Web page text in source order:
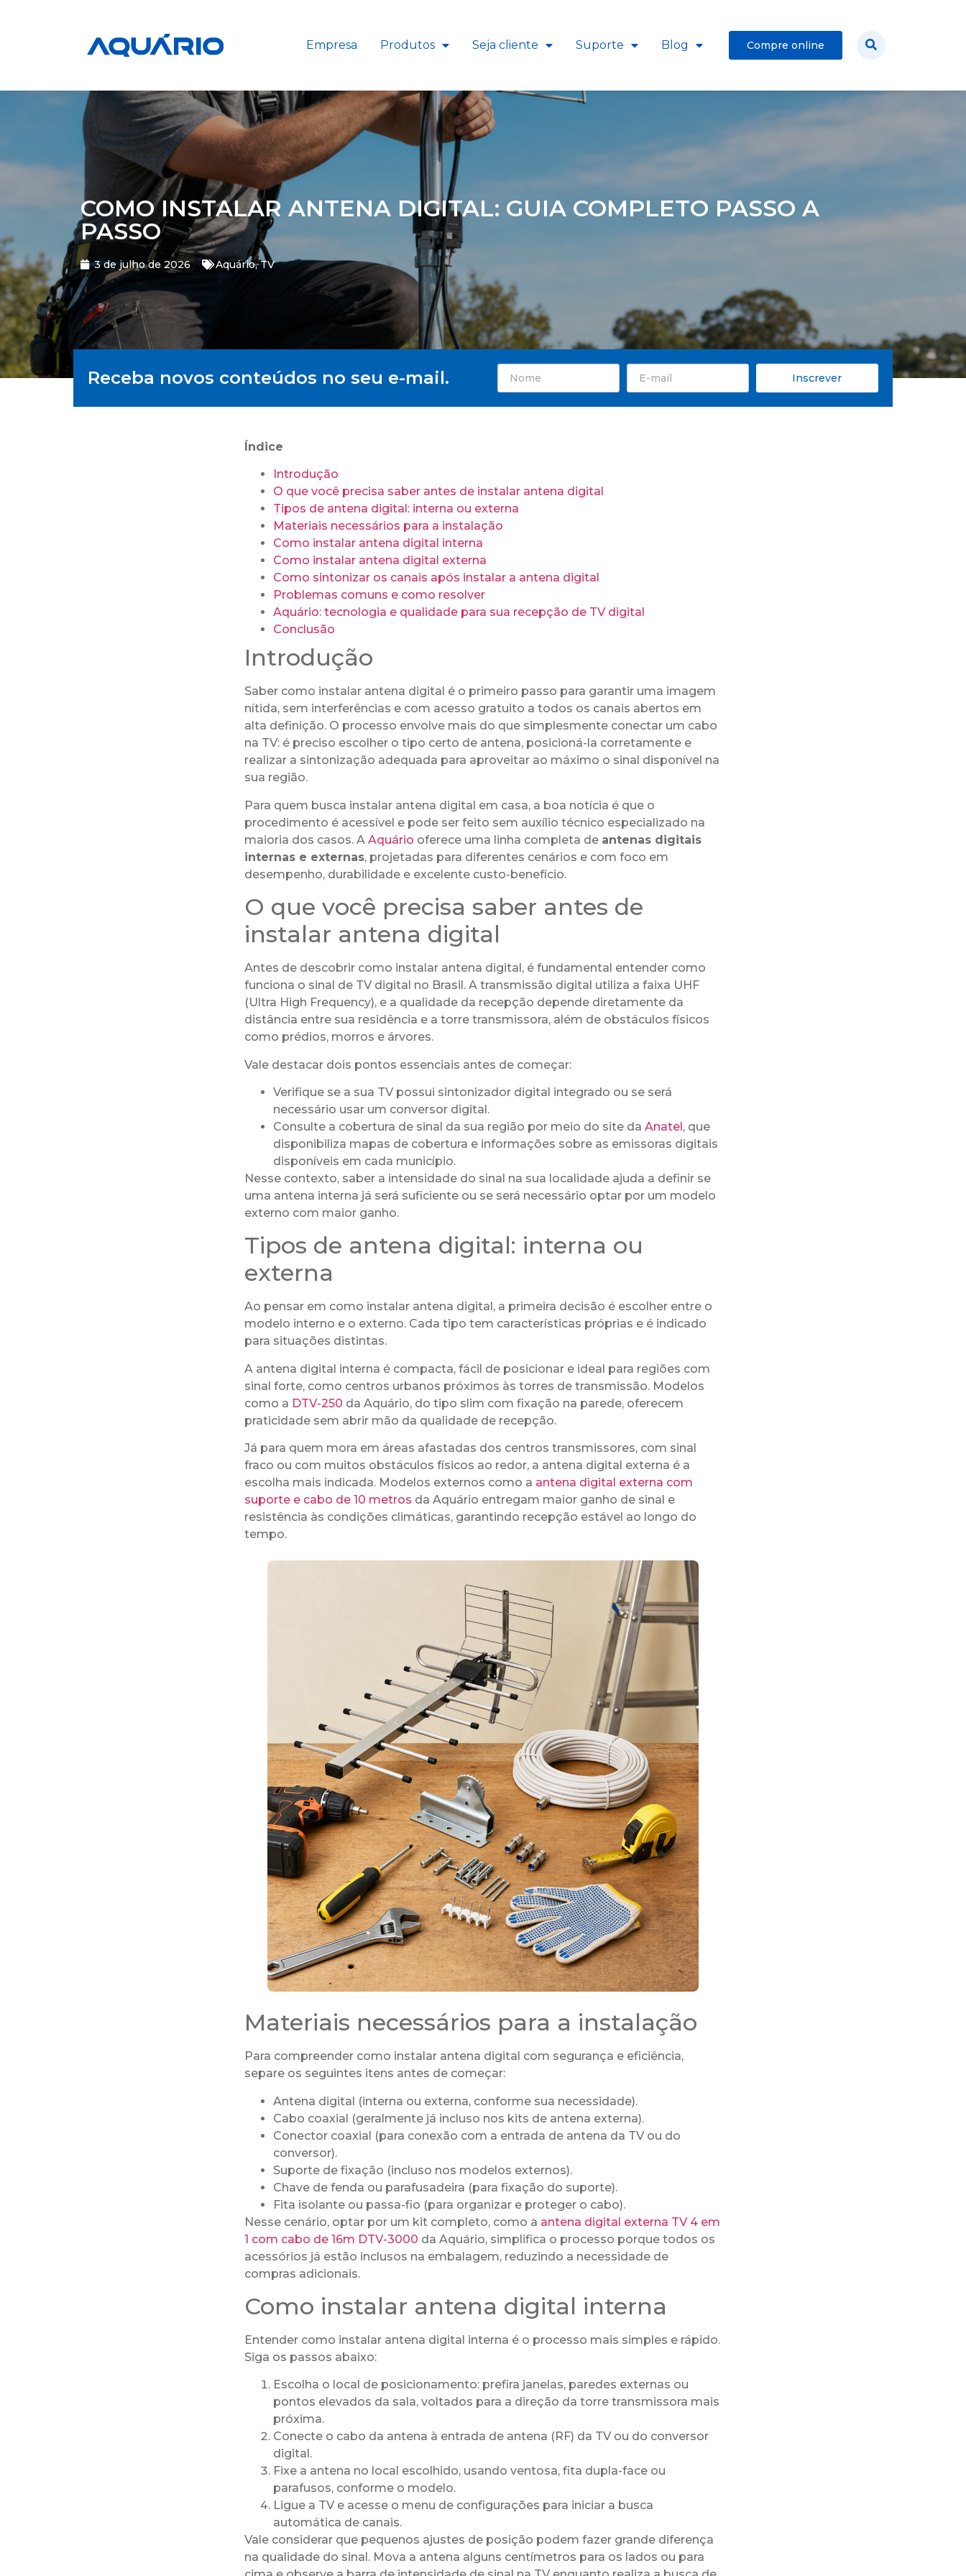
Empresa Produtos Seja cliente Suporte Blog Compre online
COMO INSTALAR ANTENA DIGITAL: GUIA COMPLETO PASSO A
PASSO
3 de julho de 2026 Aquário,TV
Receba novos conteúdos no seu e-mail. Inscrever
Índice
Introdução
O que você precisa saber antes de instalar antena digital
Tipos de antena digital: interna ou externa
Materiais necessários para a instalação
Como instalar antena digital interna
Como instalar antena digital externa
Como sintonizar os canais após instalar a antena digital
Problemas comuns e como resolver
Aquário: tecnologia e qualidade para sua recepção de TV digital
Conclusão
Introdução
Saber como instalar antena digital é o primeiro passo para garantir uma imagem
nítida, sem interferências e com acesso gratuito a todos os canais abertos em
alta definição. O processo envolve mais do que simplesmente conectar um cabo
na TV: é preciso escolher o tipo certo de antena, posicioná-la corretamente e
realizar a sintonização adequada para aproveitar ao máximo o sinal disponível na
sua região.
Para quem busca instalar antena digital em casa, a boa notícia é que o
procedimento é acessível e pode ser feito sem auxílio técnico especializado na
maioria dos casos. A Aquário oferece uma linha completa de antenas digitais
internas e externas, projetadas para diferentes cenários e com foco em
desempenho, durabilidade e excelente custo-benefício.
O que você precisa saber antes de
instalar antena digital
Antes de descobrir como instalar antena digital, é fundamental entender como
funciona o sinal de TV digital no Brasil. A transmissão digital utiliza a faixa UHF
(Ultra High Frequency), e a qualidade da recepção depende diretamente da
distância entre sua residência e a torre transmissora, além de obstáculos físicos
como prédios, morros e árvores.
Vale destacar dois pontos essenciais antes de começar:
Verifique se a sua TV possui sintonizador digital integrado ou se será
necessário usar um conversor digital.
Consulte a cobertura de sinal da sua região por meio do site da Anatel, que
disponibiliza mapas de cobertura e informações sobre as emissoras digitais
disponíveis em cada município.
Nesse contexto, saber a intensidade do sinal na sua localidade ajuda a definir se
uma antena interna já será suficiente ou se será necessário optar por um modelo
externo com maior ganho.
Tipos de antena digital: interna ou
externa
Ao pensar em como instalar antena digital, a primeira decisão é escolher entre o
modelo interno e o externo. Cada tipo tem características próprias e é indicado
para situações distintas.
A antena digital interna é compacta, fácil de posicionar e ideal para regiões com
sinal forte, como centros urbanos próximos às torres de transmissão. Modelos
como a DTV-250 da Aquário, do tipo slim com fixação na parede, oferecem
praticidade sem abrir mão da qualidade de recepção.
Já para quem mora em áreas afastadas dos centros transmissores, com sinal
fraco ou com muitos obstáculos físicos ao redor, a antena digital externa é a
escolha mais indicada. Modelos externos como a antena digital externa com
suporte e cabo de 10 metros da Aquário entregam maior ganho de sinal e
resistência às condições climáticas, garantindo recepção estável ao longo do
tempo.
Materiais necessários para a instalação
Para compreender como instalar antena digital com segurança e eficiência,
separe os seguintes itens antes de começar:
Antena digital (interna ou externa, conforme sua necessidade).
Cabo coaxial (geralmente já incluso nos kits de antena externa).
Conector coaxial (para conexão com a entrada de antena da TV ou do
conversor).
Suporte de fixação (incluso nos modelos externos).
Chave de fenda ou parafusadeira (para fixação do suporte).
Fita isolante ou passa-fio (para organizar e proteger o cabo).
Nesse cenário, optar por um kit completo, como a antena digital externa TV 4 em
1 com cabo de 16m DTV-3000 da Aquário, simplifica o processo porque todos os
acessórios já estão inclusos na embalagem, reduzindo a necessidade de
compras adicionais.
Como instalar antena digital interna
Entender como instalar antena digital interna é o processo mais simples e rápido.
Siga os passos abaixo:
Escolha o local de posicionamento: prefira janelas, paredes externas ou
pontos elevados da sala, voltados para a direção da torre transmissora mais
próxima.
Conecte o cabo da antena à entrada de antena (RF) da TV ou do conversor
digital.
Fixe a antena no local escolhido, usando ventosa, fita dupla-face ou
parafusos, conforme o modelo.
Ligue a TV e acesse o menu de configurações para iniciar a busca
automática de canais.
Vale considerar que pequenos ajustes de posição podem fazer grande diferença
na qualidade do sinal. Mova a antena alguns centímetros para os lados ou para